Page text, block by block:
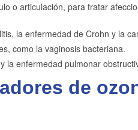
o articulación, para tratar
la enfermedad de Crohn y la
como la vaginosis bacteriana.
enfermedad pulmonar
de